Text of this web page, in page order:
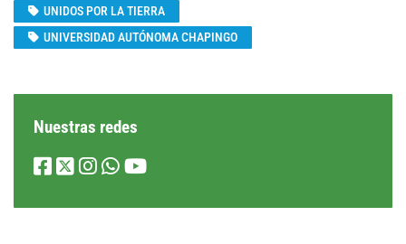
UNIDOS POR LA TIERRA
UNIVERSIDAD AUTÓNOMA CHAPINGO
Nuestras redes